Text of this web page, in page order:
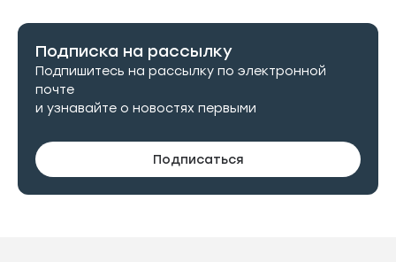
Подписка на рассылку
Подпишитесь на рассылку по электронной
почте
и узнавайте о новостях первыми
Подписаться